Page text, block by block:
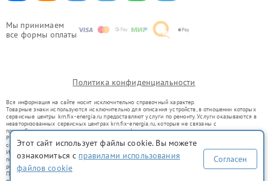
Мы принимаем
все формы оплаты
Политика конфиденциальности
Вся информация на сайте носит исключительно справочный характер.
Товарные знаки используются исключительно для описания устройств, в отношении которых
сервисные центры krn.fix-energia.ru предоставляют услуги по ремонту. Услуги оказываются в
неавторизованных сервисных центрах krn.fix-energia.ru, которые не связаны с
правообладателями товарных знаков или их официальными представителями.
Ремонт осуществляется для устройств, уже введенных в гражданский оборот в соответствии
со статьей 1487 ГК РФ.
Использование товарных знаков не преследует цели индивидуализации услуг или введения
потребителей в заблуждение, а служит для информирования о предоставляемых услугах по
ремонту техники указанных брендов.
Представленная на сайте информация не является публичной офертой, определяемой
Этот сайт использует файлы cookie. Вы можете
ознакомиться с правилами использования
файлов cookie
Согласен